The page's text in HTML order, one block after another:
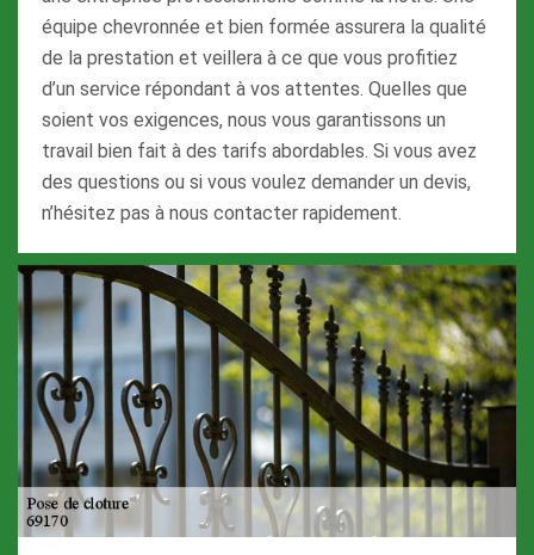
équipe chevronnée et bien formée assurera la qualité
de la prestation et veillera à ce que vous profitiez
d’un service répondant à vos attentes. Quelles que
soient vos exigences, nous vous garantissons un
travail bien fait à des tarifs abordables. Si vous avez
des questions ou si vous voulez demander un devis,
n’hésitez pas à nous contacter rapidement.